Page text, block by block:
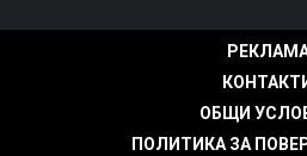
ОБЩИ
ПОЛИТИКА ЗА